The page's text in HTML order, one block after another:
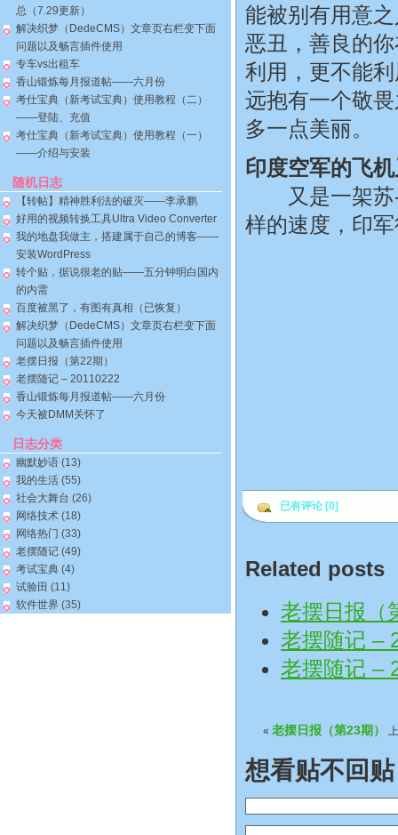
总（7.29更新）
解决织梦（DedeCMS）文章页右栏变下面
问题以及畅言插件使用
专车vs出租车
香山锻炼每月报道帖——六月份
考仕宝典（新考试宝典）使用教程（二）
——登陆、充值
考仕宝典（新考试宝典）使用教程（一）
——介绍与安装
随机日志
【转帖】精神胜利法的破灭——李承鹏
好用的视频转换工具Ultra Video Converter
我的地盘我做主，搭建属于自己的博客——
安装WordPress
转个贴，据说很老的贴——五分钟明白国内
的内需
百度被黑了，有图有真相（已恢复）
解决织梦（DedeCMS）文章页右栏变下面
问题以及畅言插件使用
老摆日报（第22期）
老摆随记 – 20110222
香山锻炼每月报道帖——六月份
今天被DMM关怀了
日志分类
幽默妙语 (13)
我的生活 (55)
社会大舞台 (26)
网络技术 (18)
网络热门 (33)
老摆随记 (49)
考试宝典 (4)
试验田 (11)
软件世界 (35)
能被别有用意
恶丑，善良的
利用，更不能
远抱有一个敬
多一点美丽。
印度空军的飞
又是一架苏-
样的速度，印
已有评论 [0]
Related posts
老摆日报（
老摆随记 –
老摆随记 –
« 老摆日报（第23期）
想看贴不回